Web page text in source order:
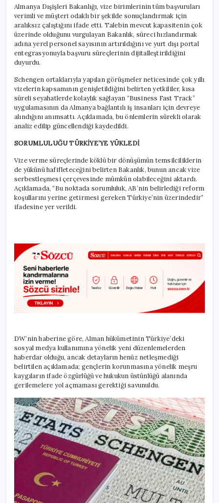
Almanya Dışişleri Bakanlığı, vize birimlerinin tüm başvuruları
verimli ve müşteri odaklı bir şekilde sonuçlandırmak için
aralıksız çalıştığını ifade etti. Talebin mevcut kapasitenin çok
üzerinde olduğunu vurgulayan Bakanlık, süreci hızlandırmak
adına yerel personel sayısının artırıldığını ve yurt dışı portal
entegrasyonuyla başvuru süreçlerinin dijitalleştirildiğini
duyurdu.
Schengen ortaklarıyla yapılan görüşmeler neticesinde çok yıllı
vizelerin kapsamının genişletildiğini belirten yetkililer, kısa
süreli seyahatlerde kolaylık sağlayan “Business Fast Track”
uygulamasının da Almanya bağlantılı iş insanları için devreye
alındığını anımsattı. Açıklamada, bu önlemlerin sürekli olarak
analiz edilip güncellendiği kaydedildi.
SORUMLULUĞU TÜRKİYE’YE YÜKLEDİ
Vize verme süreçlerinde köklü bir dönüşümün temsilciliklerin
de yükünü hafifleteceğini belirten Bakanlık, bunun ancak vize
serbestleşmesi çerçevesinde mümkün olabileceğini aktardı.
Açıklamada, “Bu noktada sorumluluk, AB’nin belirlediği reform
koşullarını yerine getirmesi gereken Türkiye’nin üzerindedir”
ifadesine yer verildi.
DW’nin haberine göre, Alman hükümetinin Türkiye’deki
sosyal medya kullanımına yönelik yeni düzenlemelerden
haberdar olduğu, ancak detayların henüz netleşmediği
belirtilen açıklamada; gençlerin korunmasına yönelik meşru
kaygıların ifade özgürlüğü ve hukukun üstünlüğü alanında
gerilemelere yol açmaması gerektiği savunuldu.